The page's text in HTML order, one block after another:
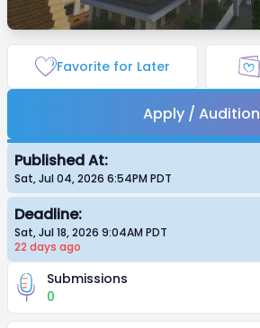
Favorite for Later
Apply / Audition
Published At:
Sat, Jul 04, 2026 6:54PM PDT
Deadline:
Sat, Jul 18, 2026 9:04AM PDT
22 days ago
Submissions
0